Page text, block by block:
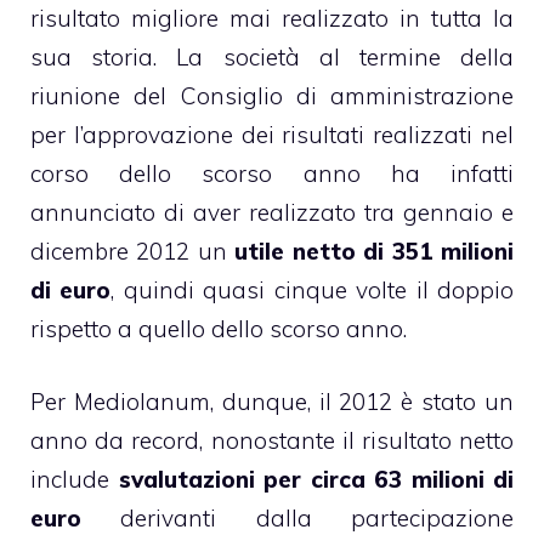
risultato migliore mai realizzato in tutta la
sua storia. La società al termine della
riunione del Consiglio di amministrazione
per l’approvazione dei risultati realizzati nel
corso dello scorso anno ha infatti
annunciato di aver realizzato tra gennaio e
dicembre 2012 un utile netto di 351 milioni
di euro, quindi quasi cinque volte il doppio
rispetto a quello dello scorso anno.
Per Mediolanum, dunque, il 2012 è stato un
anno da record, nonostante il risultato netto
include svalutazioni per circa 63 milioni di
euro derivanti dalla partecipazione